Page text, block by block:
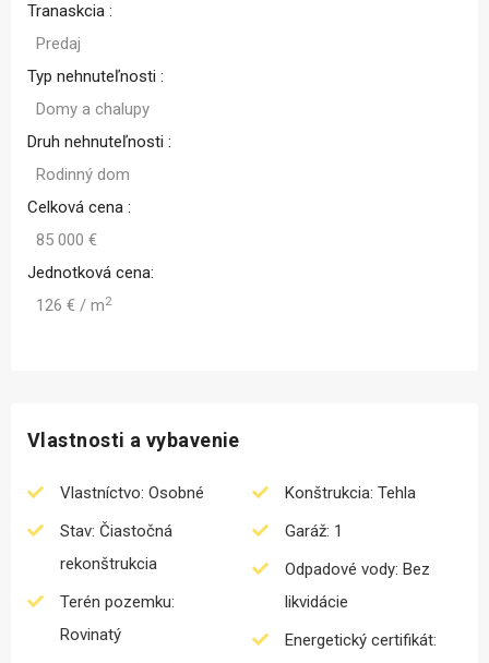
Tranaskcia :
Predaj
Typ nehnuteľnosti :
Domy a chalupy
Druh nehnuteľnosti :
Rodinný dom
Celková cena :
85 000 €
Jednotková cena:
126 € / m2
Vlastnosti a vybavenie
Vlastníctvo: Osobné
Stav: Čiastočná
rekonštrukcia
Terén pozemku:
Rovinatý
Konštrukcia: Tehla
Garáž: 1
Odpadové vody: Bez
likvidácie
Energetický certifikát: